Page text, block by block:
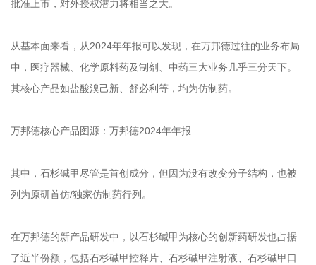
批准上市，对外授权潜力将相当之大。
从基本面来看，从2024年年报可以发现，在万邦德过往的业务布局
中，医疗器械、化学原料药及制剂、中药三大业务几乎三分天下。
其核心产品如盐酸溴己新、舒必利等，均为仿制药。
万邦德核心产品图源：万邦德2024年年报
其中，石杉碱甲尽管是首创成分，但因为没有改变分子结构，也被
列为原研首仿/独家仿制药行列。
在万邦德的新产品研发中，以石杉碱甲为核心的创新药研发也占据
了近半份额，包括石杉碱甲控释片、石杉碱甲注射液、石杉碱甲口